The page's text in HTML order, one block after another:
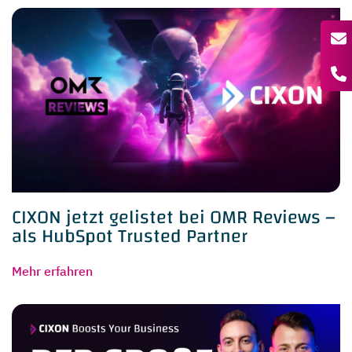
CIXON jetzt gelistet bei OMR Reviews –
als HubSpot Trusted Partner
Mehr erfahren